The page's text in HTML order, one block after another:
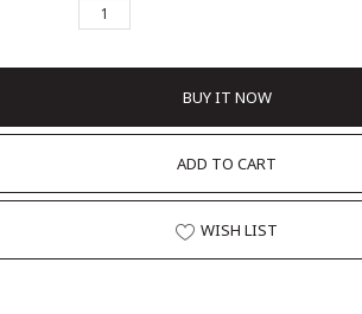
BUY IT NOW
ADD TO CART
WISH LIST